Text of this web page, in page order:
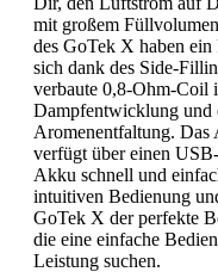
mit großem
des GoTek X haben
sich dank des Side-
verbaute 0,8-Ohm-Coil
Dampfentwicklung und
Aromenentfaltung. Das
verfügt über einen
Akku schnell und
intuitiven Bedienung
GoTek X der perfekte
die eine einfache
Leistung suchen.